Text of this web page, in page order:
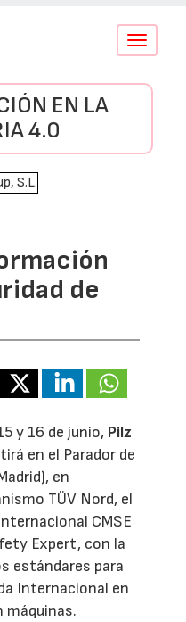
Conmutar
EN LA
4.0
de
y 16 de junio, Pilz
en el Parador de
en
TÜV Nord, el
CMSE
Expert, con la
estándares para
Internacional en
máquinas.